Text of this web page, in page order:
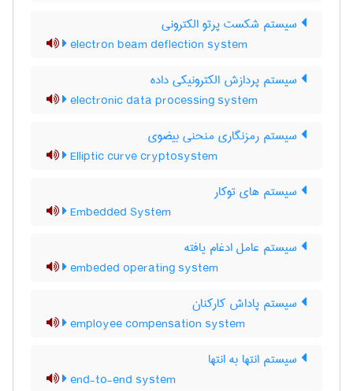
سیستم شکست پرتو الکترونی
electron beam deflection system
سیستم پردازش الکترونیکی داده
electronic data processing system
سیستم رمزنگاری منحنی بیضوی
Elliptic curve cryptosystem
سیستم های توکار
Embedded System
سیستم عامل ادغام یافته
embeded operating system
سیستم پاداش کارکنان
employee compensation system
سیستم انتها به انتها
end-to-end system